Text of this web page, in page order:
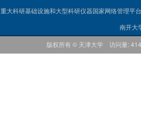
重大科研基础设施和大型科研仪器国家网络管理平台
南开大
版权所有 © 天津大学 访问量: